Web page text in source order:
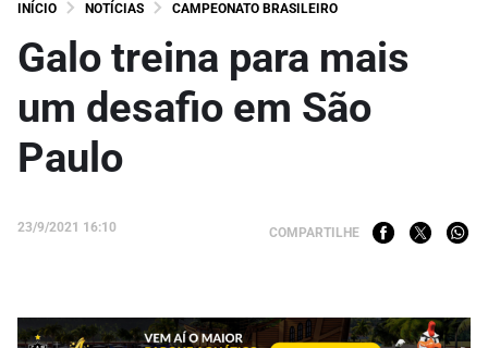
INÍCIO NOTÍCIAS CAMPEONATO BRASILEIRO
Galo treina para mais
um desafio em São
Paulo
23/9/2021 16:10 COMPARTILHE